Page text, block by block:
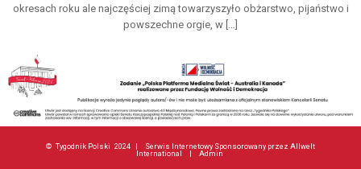
okresach roku ale najczęściej zimą towarzyszyło obżarstwo, pijaństwo i
powszechne orgie, w […]
© Tygodnik Polski 2024 |
Serwis Internetowy Sponsorowany przez Allwelt
International
| Admin